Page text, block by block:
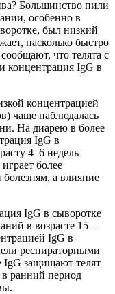
Большинство пили
особенно в
был низкий
насколько быстро
что телята с
концентрация IgG в
концентрацией
чаще наблюдалась
На диарею в более
IgG в
4–6 недель
более
болезням, а влияние
IgG в сыворотке
в возрасте 15–
IgG в
респираторными
IgG защищают телят
ранний период